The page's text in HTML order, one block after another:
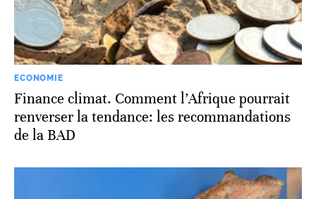
ECONOMIE
Finance climat. Comment l’Afrique pourrait
renverser la tendance: les recommandations
de la BAD